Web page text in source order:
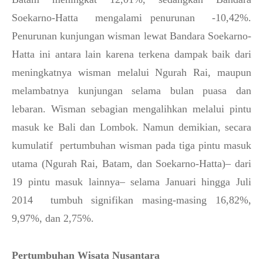
Soekarno-Hatta mengalami penurunan -10,42%.
Penurunan kunjungan wisman lewat Bandara Soekarno-
Hatta ini antara lain karena terkena dampak baik dari
meningkatnya wisman melalui Ngurah Rai, maupun
melambatnya kunjungan selama bulan puasa dan
lebaran. Wisman sebagian mengalihkan melalui pintu
masuk ke Bali dan Lombok. Namun demikian, secara
kumulatif pertumbuhan wisman pada tiga pintu masuk
utama (Ngurah Rai, Batam, dan Soekarno-Hatta)– dari
19 pintu masuk lainnya– selama Januari hingga Juli
2014 tumbuh signifikan masing-masing 16,82%,
9,97%, dan 2,75%.
Pertumbuhan Wisata Nusantara